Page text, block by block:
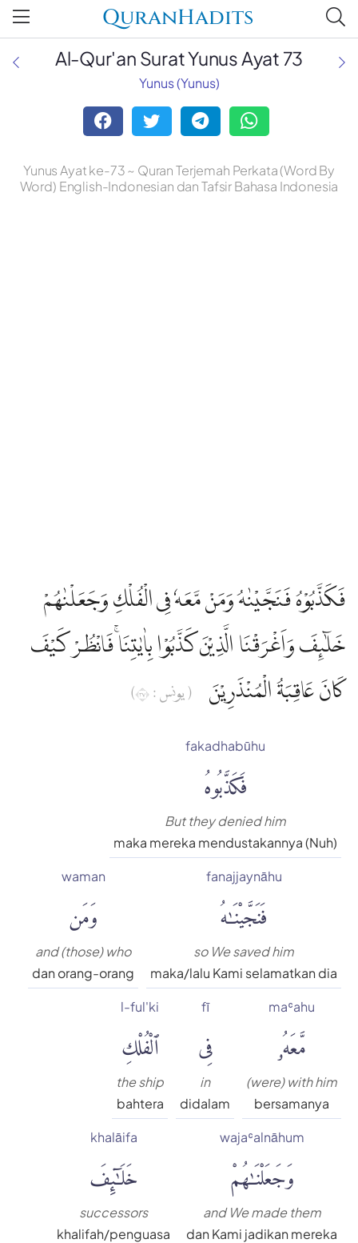
QuranHadits
Al-Qur'an Surat Yunus Ayat 73
Yunus (Yunus)
Yunus Ayat ke-73 ~ Quran Terjemah Perkata (Word By
Word) English-Indonesian dan Tafsir Bahasa Indonesia
فَكَذَّبُوْهُ فَنَجَّيْنٰهُ وَمَنْ مَّعَهٗ فِى الْفُلْكِ وَجَعَلْنٰهُمْ
خَلٰۤىِٕفَ وَاَغْرَقْنَا الَّذِيْنَ كَذَّبُوْا بِاٰيٰتِنَاۚ فَانْظُرْ كَيْفَ
كَانَ عَاقِبَةُ الْمُنْذَرِيْنَ
( يونس : ٧٣)
fakadhabūhu
فَكَذَّبُوهُ
But they denied him
maka mereka mendustakannya (Nuh)
fanajjaynāhu
فَنَجَّيْنَٰهُ
so We saved him
maka/lalu Kami selamatkan dia
waman
وَمَن
and (those) who
dan orang-orang
maʿahu
مَّعَهُۥ
(were) with him
bersamanya
fī
فِى
in
didalam
l-ful'ki
ٱلْفُلْكِ
the ship
bahtera
wajaʿalnāhum
وَجَعَلْنَٰهُمْ
and We made them
dan Kami jadikan mereka
khalāifa
خَلَٰٓئِفَ
successors
khalifah/penguasa